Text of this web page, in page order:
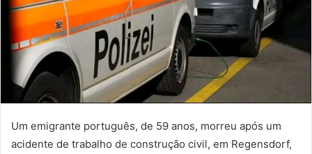
Um emigrante português, de 59 anos, morreu após um
acidente de trabalho de construção civil, em Regensdorf,